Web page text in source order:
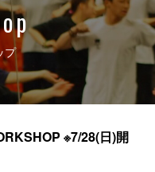
プ
※7/28(日)開